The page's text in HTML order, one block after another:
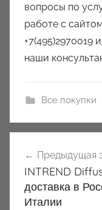
вопросы по
работе с
+7(495)2970019
наши
Все покупки
по
записям
Предыдущая
INTREND
доставка в
Италии